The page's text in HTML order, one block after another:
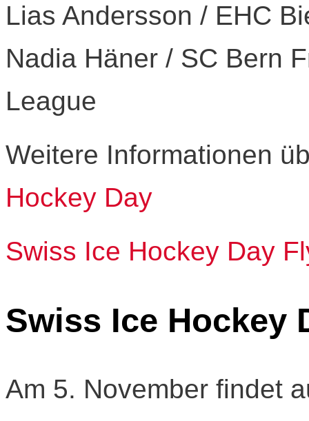
Lias Andersson / EHC
Nadia Häner / SC Bern
League
Weitere Informationen
Hockey Day
Swiss Ice Hockey Day
Swiss Ice Hockey
Am 5. November findet